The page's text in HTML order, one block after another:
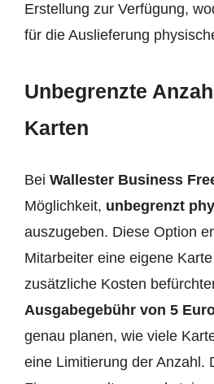
Erstellung zur Verfügung,
für die Auslieferung
Unbegrenzte
Karten
Bei Wallester Business
Möglichkeit, unbegrenzt
auszugeben. Diese Option
Mitarbeiter eine eigene
zusätzliche Kosten
Ausgabegebühr von 5
genau planen, wie viele
eine Limitierung der Anzahl.